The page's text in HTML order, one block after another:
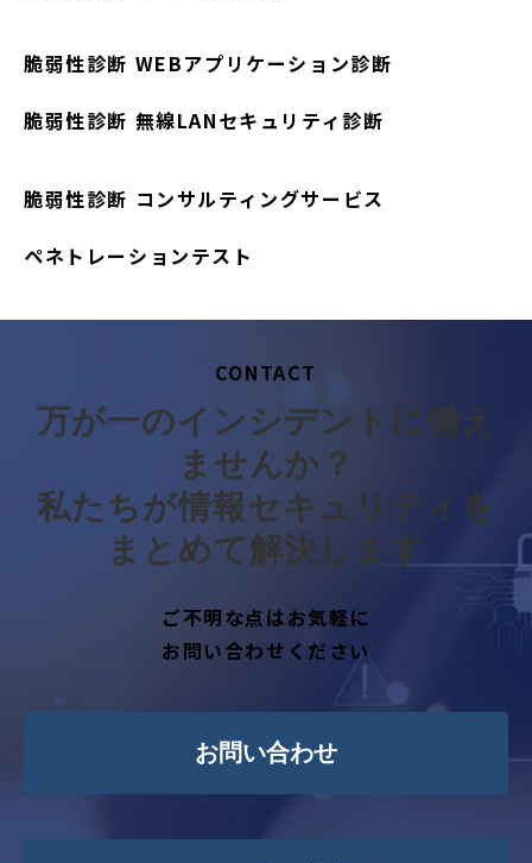
脆弱性診断 WEBアプリケーション診断
脆弱性診断 無線LANセキュリティ診断
脆弱性診断 コンサルティングサービス
ペネトレーションテスト
CONTACT
万が一のインシデントに備え
ませんか？
私たちが情報セキュリティを
まとめて解決します
ご不明な点はお気軽に
お問い合わせください
お問い合わせ